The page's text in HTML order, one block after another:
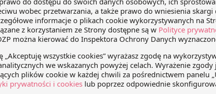
LinkedIn WhatsApp Email